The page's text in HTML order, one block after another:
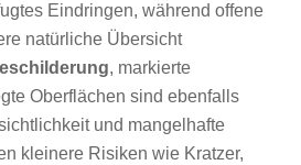
Eindringen, während offene
natürliche Übersicht
, markierte
Oberflächen sind ebenfalls
und mangelhafte
kleinere Risiken wie Kratzer,